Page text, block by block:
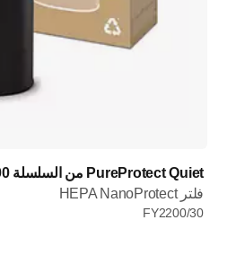
PureProtect Quiet من السلسلة 2200
فلتر HEPA NanoProtect
FY2200/30